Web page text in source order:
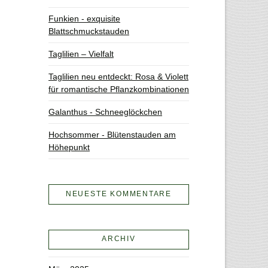
Funkien - exquisite
Blattschmuckstauden
Taglilien – Vielfalt
Taglilien neu entdeckt: Rosa & Violett
für romantische Pflanzkombinationen
Galanthus - Schneeglöckchen
Hochsommer - Blütenstauden am
Höhepunkt
NEUESTE KOMMENTARE
ARCHIV